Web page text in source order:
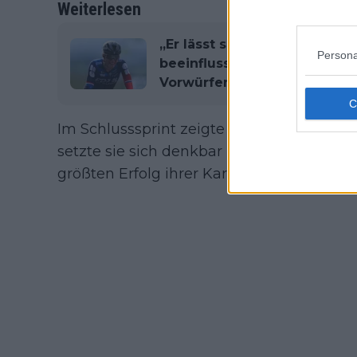
Weiterlesen
„Er lässt sich einfach von
beeinflussen“ – Visma-Chef
Vorwürfen gegen sein Team
Im Schlusssprint zeigte Le Court
setzte sie sich denkbar knapp gegen
größten Erfolg ihrer Karriere.